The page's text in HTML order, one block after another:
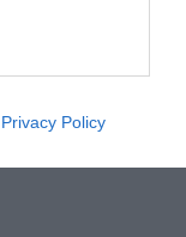
Privacy Policy